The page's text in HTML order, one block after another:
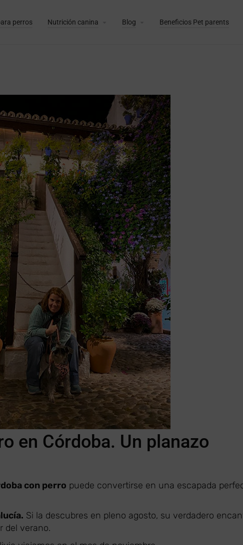
perros Nutrición canina Blog Beneficios Pet parents
en Córdoba. Un planazo
con perro puede convertirse en una escapada
Si la descubres en pleno agosto, su verdadero
del verano.